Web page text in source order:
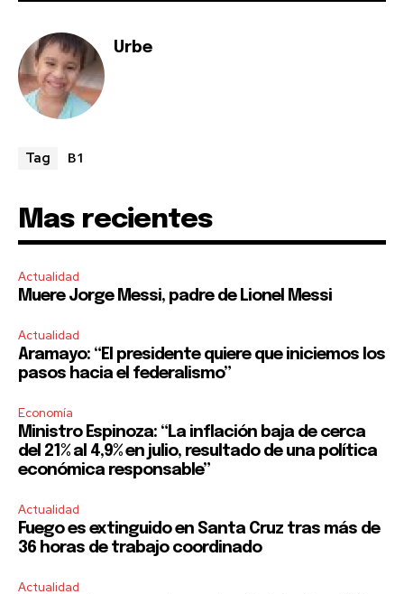
Urbe
Tag B1
Mas recientes
Actualidad
Muere Jorge Messi, padre de Lionel Messi
Actualidad
Aramayo: “El presidente quiere que iniciemos los
pasos hacia el federalismo”
Economía
Ministro Espinoza: “La inflación baja de cerca
del 21% al 4,9% en julio, resultado de una política
económica responsable”
Actualidad
Fuego es extinguido en Santa Cruz tras más de
36 horas de trabajo coordinado
Actualidad